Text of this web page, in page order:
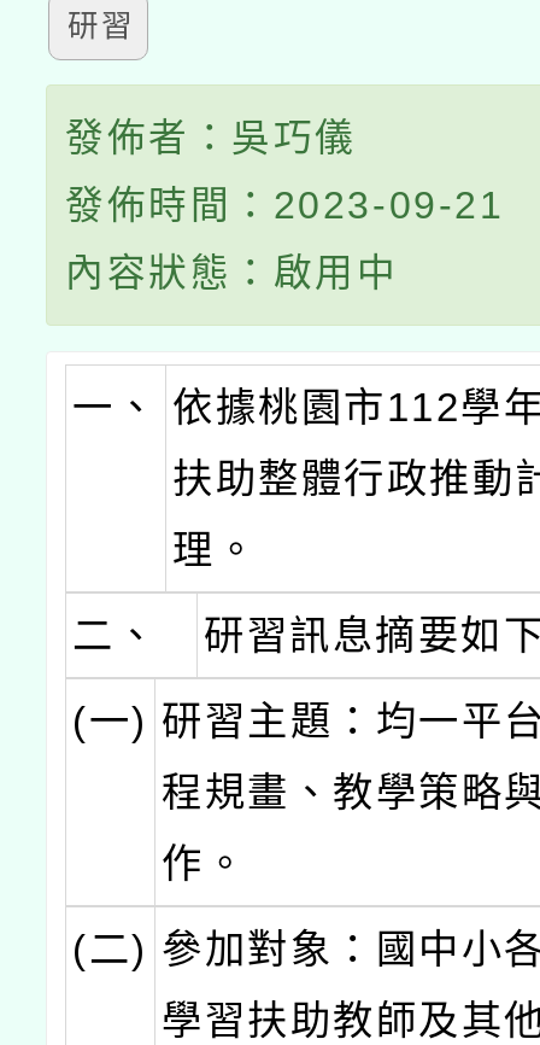
研習
發佈者：吳巧儀
發佈時間：2023-09-21
內容狀態：啟用中
一、
依據桃園市112學
扶助整體行政推動
理。
二、
研習訊息摘要如
(一) 研習主題：均一平
程規畫、教學策略
作。
(二) 參加對象：國中小
學習扶助教師及其